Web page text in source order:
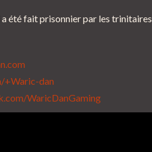
été fait prisonnier par les trinitaires.
+Waric-dan
WaricDanGaming